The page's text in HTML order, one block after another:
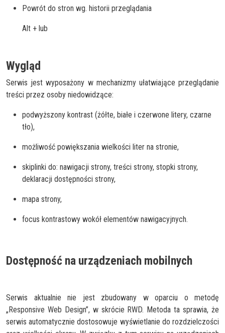
Powrót do stron wg. historii przeglądania
Alt + lub
Wygląd
Serwis jest wyposażony w mechanizmy ułatwiające przeglądanie
treści przez osoby niedowidzące:
podwyższony kontrast (żółte, białe i czerwone litery, czarne
tło),
możliwość powiększania wielkości liter na stronie,
skiplinki do: nawigacji strony, treści strony, stopki strony,
deklaracji dostępności strony,
mapa strony,
focus kontrastowy wokół elementów nawigacyjnych.
Dostępność na urządzeniach mobilnych
Serwis aktualnie nie jest zbudowany w oparciu o metodę
„Responsive Web Design”, w skrócie RWD. Metoda ta sprawia, że
serwis automatycznie dostosowuje wyświetlanie do rozdzielczości